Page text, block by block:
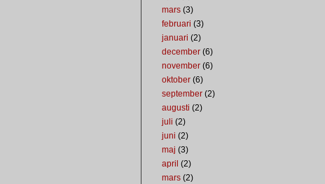
mars (3)
februari (3)
januari (2)
december (6)
november (6)
oktober (6)
september (2)
augusti (2)
juli (2)
juni (2)
maj (3)
april (2)
mars (2)